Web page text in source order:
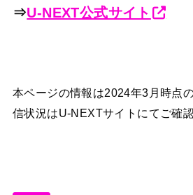
⇒U-NEXT公式サイト
本ページの情報は2024年3月時点
信状況はU-NEXTサイトにてご確認